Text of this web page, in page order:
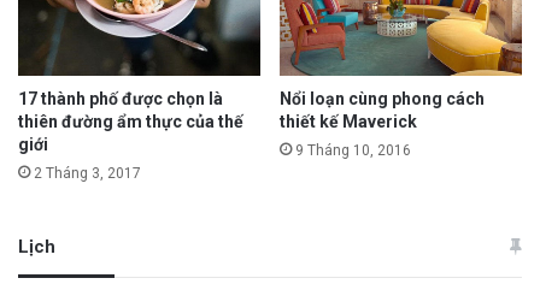
17 thành phố được chọn là
thiên đường ẩm thực của thế
giới
2 Tháng 3, 2017
Nổi loạn cùng phong cách
thiết kế Maverick
9 Tháng 10, 2016
Lịch